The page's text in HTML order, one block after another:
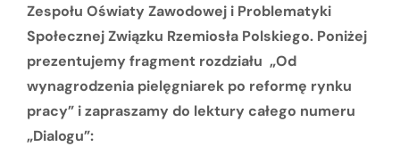
Zespołu Oświaty Zawodowej i Problematyki
Społecznej Związku Rzemiosła Polskiego. Poniżej
prezentujemy fragment rozdziału „Od
wynagrodzenia pielęgniarek po reformę rynku
pracy” i zapraszamy do lektury całego numeru
„Dialogu”: